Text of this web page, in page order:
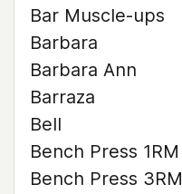
Bar Muscle-ups
Barbara
Barbara Ann
Barraza
Bell
Bench Press 1RM
Bench Press 3RM